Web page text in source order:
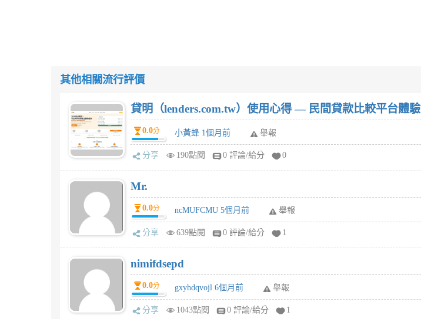
其他相關流行評價
貸明（lenders.com.tw）使用心得 — 民間貸款比較平台體驗
0.0分 小黃蜂 1個月前 舉報
分享 190點閱 0 評論/給分 0
Mr.
0.0分 ncMUFCMU 5個月前 舉報
分享 639點閱 0 評論/給分 1
nimifdsepd
0.0分 gxyhdqvojl 6個月前 舉報
分享 1043點閱 0 評論/給分 1